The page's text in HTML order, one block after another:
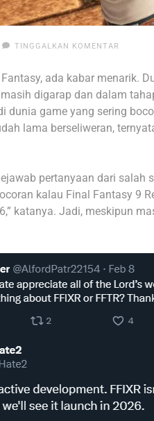
TINGGALKAN KOMENTAR
ada kabar menarik.
digarap dan dalam
dunia game yang sering
lama berseliweran,
pertanyaan dari salah
kalau Final Fantasy 9
katanya. Jadi, meskipun